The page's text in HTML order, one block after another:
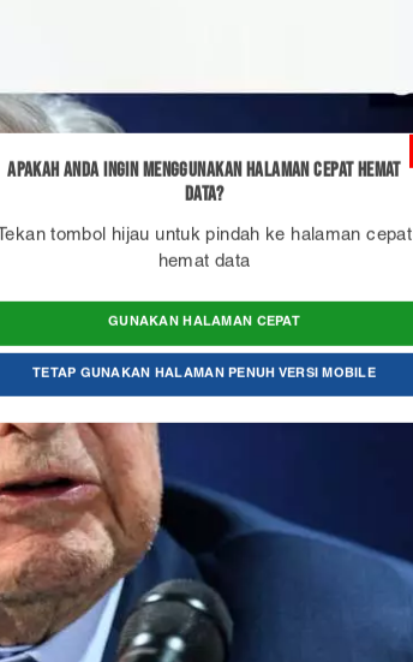
Apakah Anda ingin menggunakan Halaman Cepat Hemat
Data?
Tekan tombol hijau untuk pindah ke halaman cepat
hemat data
GUNAKAN HALAMAN CEPAT
TETAP GUNAKAN HALAMAN PENUH VERSI MOBILE